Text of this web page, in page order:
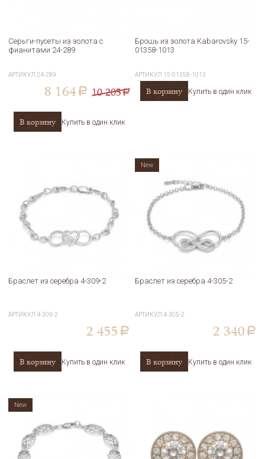
Серьги-пусеты из золота с
фианитами 24-289
АРТИКУЛ 24-289
8 164 a 10 205a
В корзину Купить в один клик
Брошь из золота Kabarovsky 15-
01358-1013
АРТИКУЛ 15-01358-1013
В корзину Купить в один клик
Браслет из серебра 4-309-2
АРТИКУЛ 4-309-2
2 455 a
В корзину Купить в один клик
Браслет из серебра 4-305-2
АРТИКУЛ 4-305-2
2 340 a
В корзину Купить в один клик
New
New